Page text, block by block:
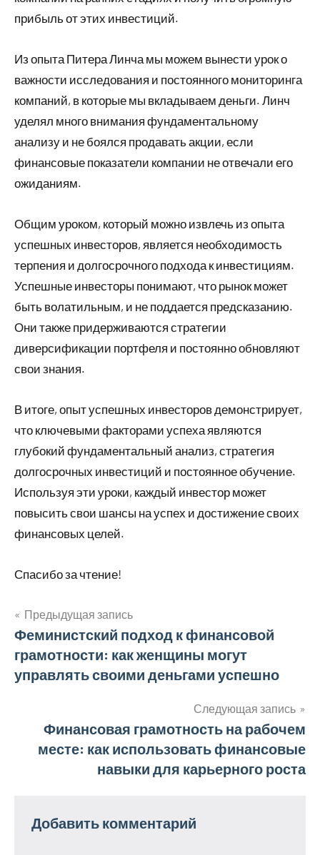
прибыль от этих инвестиций.
Из опыта Питера Линча мы можем вынести урок о
важности исследования и постоянного мониторинга
компаний, в которые мы вкладываем деньги. Линч
уделял много внимания фундаментальному
анализу и не боялся продавать акции, если
финансовые показатели компании не отвечали его
ожиданиям.
Общим уроком, который можно извлечь из опыта
успешных инвесторов, является необходимость
терпения и долгосрочного подхода к инвестициям.
Успешные инвесторы понимают, что рынок может
быть волатильным, и не поддается предсказанию.
Они также придерживаются стратегии
диверсификации портфеля и постоянно обновляют
свои знания.
В итоге, опыт успешных инвесторов демонстрирует,
что ключевыми факторами успеха являются
глубокий фундаментальный анализ, стратегия
долгосрочных инвестиций и постоянное обучение.
Используя эти уроки, каждый инвестор может
повысить свои шансы на успех и достижение своих
финансовых целей.
Спасибо за чтение!
Навигация
по
Предыдущая запись
Феминистский подход к финансовой
грамотности: как женщины могут
управлять своими деньгами успешно
Следующая запись
Финансовая грамотность на рабочем
месте: как использовать финансовые
навыки для карьерного роста
Добавить комментарий